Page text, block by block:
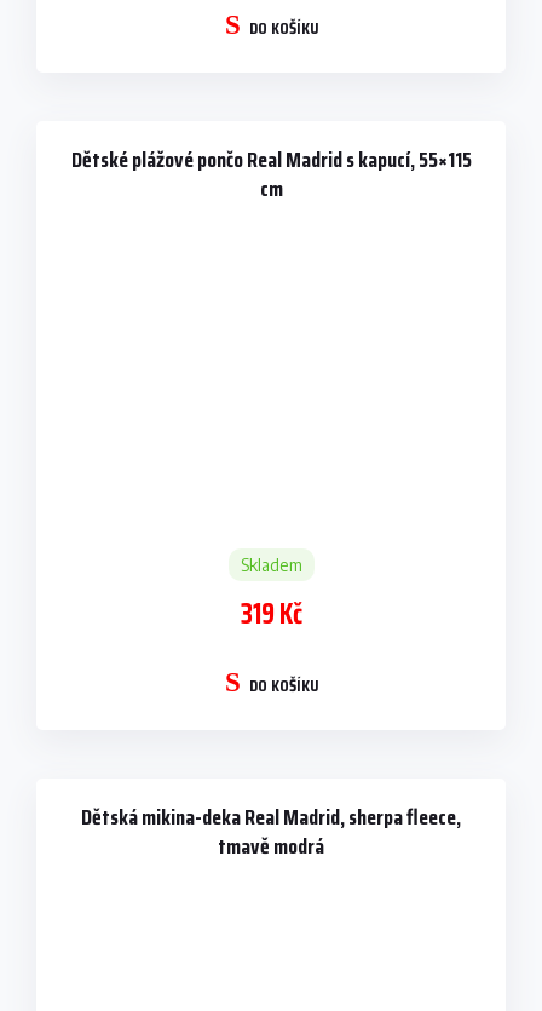
DO KOŠÍKU
Dětské plážové pončo Real Madrid s kapucí, 55×115
cm
Skladem
319 Kč
DO KOŠÍKU
Dětská mikina-deka Real Madrid, sherpa fleece,
tmavě modrá